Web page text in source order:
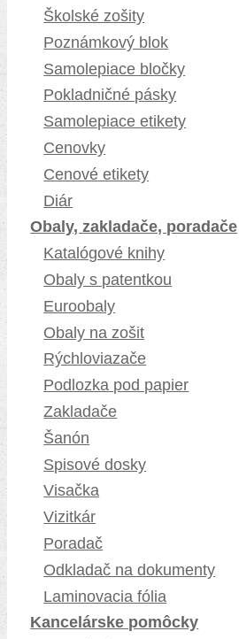
Školské zošity
Poznámkový blok
Samolepiace bločky
Pokladničné pásky
Samolepiace etikety
Cenovky
Cenové etikety
Diár
Obaly, zakladače, poradače
Katalógové knihy
Obaly s patentkou
Euroobaly
Obaly na zošit
Rýchloviazače
Podlozka pod papier
Zakladače
Šanón
Spisové dosky
Visačka
Vizitkár
Poradač
Odkladač na dokumenty
Laminovacia fólia
Kancelárske pomôcky